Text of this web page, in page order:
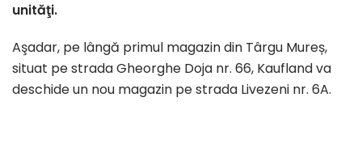
unităţi.
Aşadar, pe lângă primul magazin din Târgu Mureș,
situat pe strada Gheorghe Doja nr. 66, Kaufland va
deschide un nou magazin pe strada Livezeni nr. 6A.